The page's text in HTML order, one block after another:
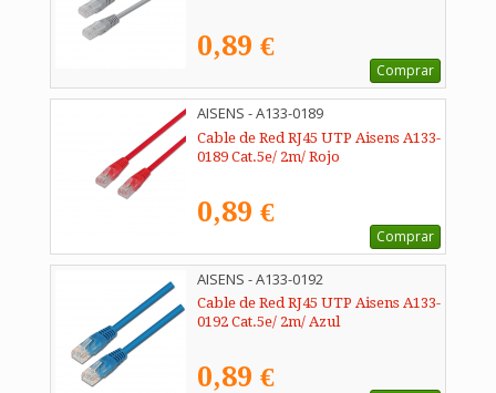
0,89 €
Comprar
AISENS - A133-0189
Cable de Red RJ45 UTP Aisens A133-
0189 Cat.5e/ 2m/ Rojo
0,89 €
Comprar
AISENS - A133-0192
Cable de Red RJ45 UTP Aisens A133-
0192 Cat.5e/ 2m/ Azul
0,89 €